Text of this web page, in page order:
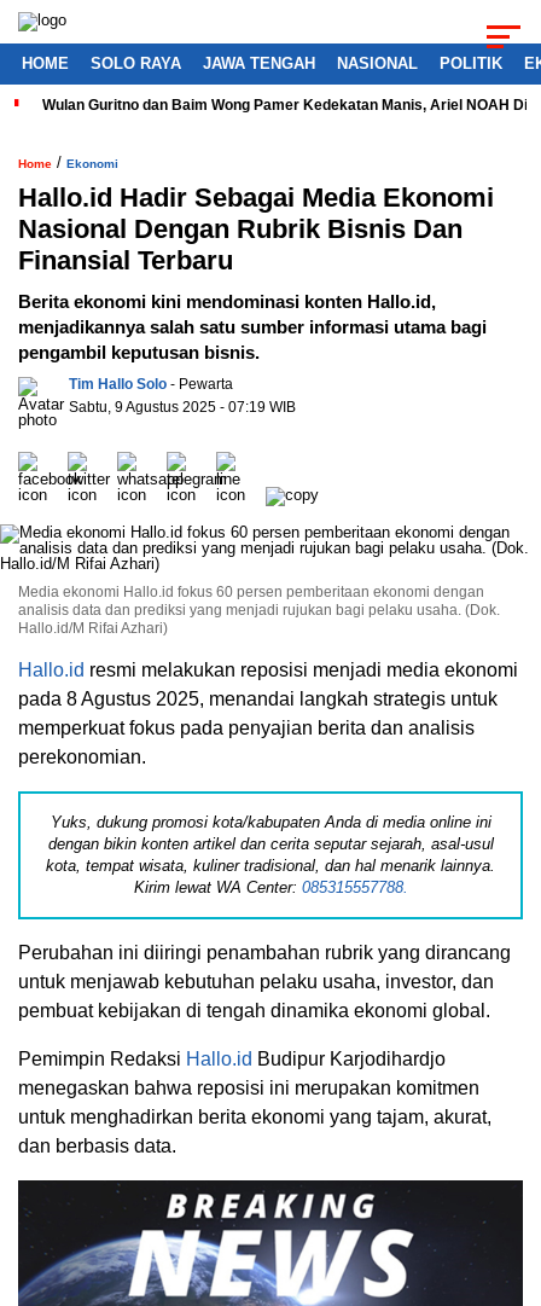
HOME SOLO RAYA JAWA TENGAH NASIONAL POLITIK
Wulan Guritno dan Baim Wong Pamer Kedekatan Manis, Ariel NOAH
Home / Ekonomi
Hallo.id Hadir Sebagai Media Ekonomi
Nasional Dengan Rubrik Bisnis Dan
Finansial Terbaru
Berita ekonomi kini mendominasi konten Hallo.id,
menjadikannya salah satu sumber informasi utama bagi
pengambil keputusan bisnis.
Tim Hallo Solo - Pewarta
Sabtu, 9 Agustus 2025 - 07:19 WIB
Media ekonomi Hallo.id fokus 60 persen pemberitaan ekonomi dengan
analisis data dan prediksi yang menjadi rujukan bagi pelaku usaha. (Dok.
Hallo.id/M Rifai Azhari)
Hallo.id resmi melakukan reposisi menjadi media ekonomi
pada 8 Agustus 2025, menandai langkah strategis untuk
memperkuat fokus pada penyajian berita dan analisis
perekonomian.
Yuks, dukung promosi kota/kabupaten Anda di media online ini
dengan bikin konten artikel dan cerita seputar sejarah, asal-usul
kota, tempat wisata, kuliner tradisional, dan hal menarik lainnya.
Kirim lewat WA Center: 085315557788.
Perubahan ini diiringi penambahan rubrik yang dirancang
untuk menjawab kebutuhan pelaku usaha, investor, dan
pembuat kebijakan di tengah dinamika ekonomi global.
Pemimpin Redaksi Hallo.id Budipur Karjodihardjo
menegaskan bahwa reposisi ini merupakan komitmen
untuk menghadirkan berita ekonomi yang tajam, akurat,
dan berbasis data.